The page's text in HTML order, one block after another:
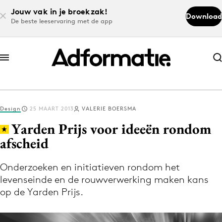
Jouw vak in je broekzak!
De beste leeservaring met de app
Download
Abonneer nu
Abonneer nu
Log in
Volg het laatste nieuws via de Adformatie
Nieuws app
Design 25 MAART 2013 VALERIE BOERSMA
Yarden Prijs voor ideeën rondom
afscheid
Onderzoeken en initiatieven rondom het
levenseinde en de rouwverwerking maken kans
op de Yarden Prijs.